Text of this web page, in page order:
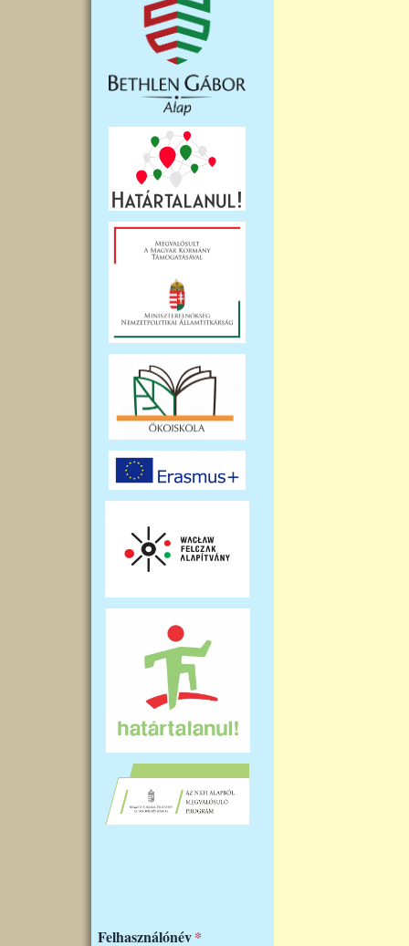
Felhasználónév